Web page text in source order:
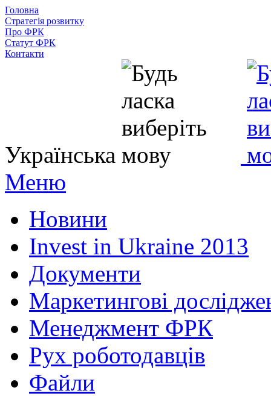
Головна
Стратегія розвитку
Про ФРК
Статут ФРК
Контакти
Українська
Меню
Новини
Invest in Ukraine 2013
Документи
Маркетингові
Менеджмент ФРК
Рух роботодавців
Файли